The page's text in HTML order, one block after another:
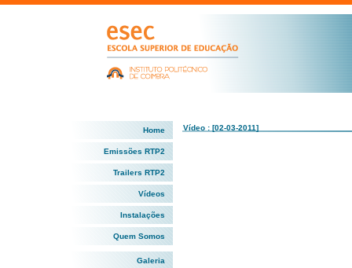
Home
Emissões RTP2
Trailers RTP2
Vídeos
Instalações
Quem Somos
Galeria
Vídeo : [02-03-2011]